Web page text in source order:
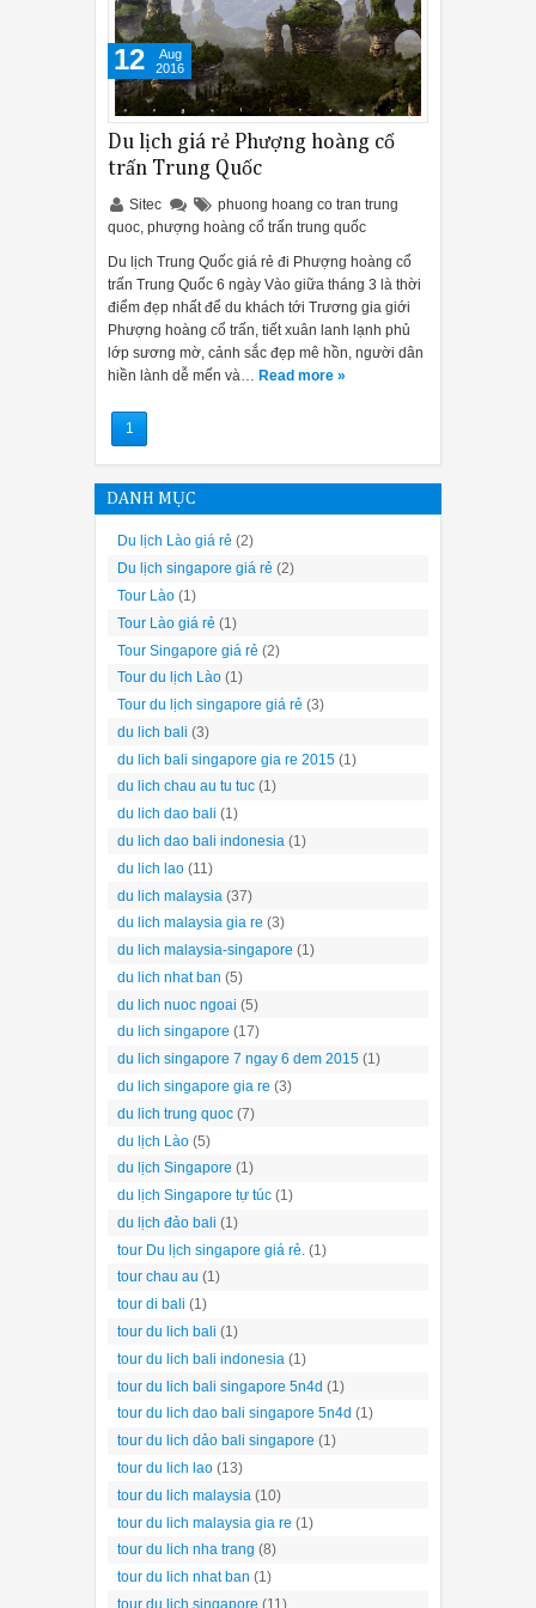
Du lịch giá rẻ Phượng hoàng cổ
trấn Trung Quốc
Sitec
phuong hoang co tran trung
quoc, phượng hoàng cổ trấn trung quốc
Du lịch Trung Quốc giá rẻ đi Phượng hoàng cổ
trấn Trung Quốc 6 ngày Vào giữa tháng 3 là thời
điểm đẹp nhất để du khách tới Trương gia giới
Phượng hoàng cổ trấn, tiết xuân lanh lạnh phủ
lớp sương mờ, cảnh sắc đẹp mê hồn, người dân
hiền lành dễ mến và… Read more »
12
Aug
2016
1
DANH MỤC
Du lịch Lào giá rẻ (2)
Du lịch singapore giá rẻ (2)
Tour Lào (1)
Tour Lào giá rẻ (1)
Tour Singapore giá rẻ (2)
Tour du lịch Lào (1)
Tour du lịch singapore giá rẻ (3)
du lich bali (3)
du lich bali singapore gia re 2015 (1)
du lich chau au tu tuc (1)
du lich dao bali (1)
du lich dao bali indonesia (1)
du lich lao (11)
du lich malaysia (37)
du lich malaysia gia re (3)
du lich malaysia-singapore (1)
du lich nhat ban (5)
du lich nuoc ngoai (5)
du lich singapore (17)
du lich singapore 7 ngay 6 dem 2015 (1)
du lich singapore gia re (3)
du lich trung quoc (7)
du lịch Lào (5)
du lịch Singapore (1)
du lịch Singapore tự túc (1)
du lịch đảo bali (1)
tour Du lịch singapore giá rẻ. (1)
tour chau au (1)
tour di bali (1)
tour du lich bali (1)
tour du lich bali indonesia (1)
tour du lich bali singapore 5n4d (1)
tour du lich dao bali singapore 5n4d (1)
tour du lich dảo bali singapore (1)
tour du lich lao (13)
tour du lich malaysia (10)
tour du lich malaysia gia re (1)
tour du lich nha trang (8)
tour du lich nhat ban (1)
tour du lich singapore (11)